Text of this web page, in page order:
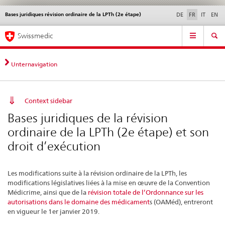
Navigation
directe:
actualités,
bases
contact
Actualités & Mises à
normes
Contact | Support &
aide
Bases juridiques révision ordinaire de la LPTh (2e étape) DE FR IT EN
Service
Navigation
Swissmedic
Unternavigation
Context sidebar
Bases juridiques de la révision
ordinaire de la LPTh (2e étape) et son
droit d’exécution
Les modifications suite à la révision ordinaire de la LPTh, les
modifications législatives liées à la mise en œuvre de la Convention
Médicrime, ainsi que de la révision totale de l’Ordonnance sur les
autorisations dans le domaine des médicaments (OAMéd), entreront
en vigueur le 1er janvier 2019.